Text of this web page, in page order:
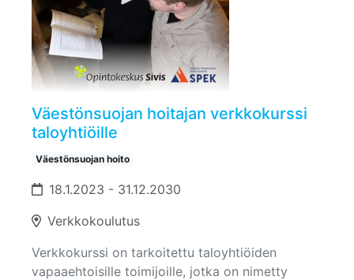
Väestönsuojan hoitajan verkkokurssi
taloyhtiöille
Väestönsuojan hoito
18.1.2023 - 31.12.2030
Verkkokoulutus
Verkkokurssi on tarkoitettu taloyhtiöiden
vapaaehtoisille toimijoille, jotka on nimetty